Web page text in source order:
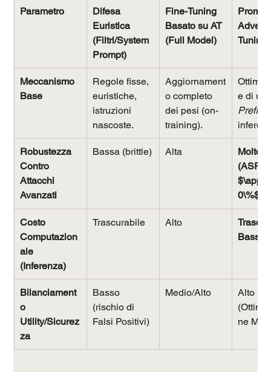
Parametro
Difesa
Euristica
(Filtri/System
Prompt)
Fine-Tuning
Basato su AT
(Full Model)
Prompt
Tuning
Meccanismo
Base
Regole fisse,
euristiche,
istruzioni
nascoste.
Aggiornament
o completo
dei pesi (on-
training).
e di un
Prefix
Robustezza
Contro
Attacchi
Avanzati
Bassa (brittle) Alta
Molto
(ASR
0\%$)
Costo
Computazion
ale
(Inferenza)
Trascurabile Alto
Basso
Bilanciament
o
Utility/Sicurez
za
Basso
(rischio di
Falsi Positivi)
Medio/Alto
Alto
ne